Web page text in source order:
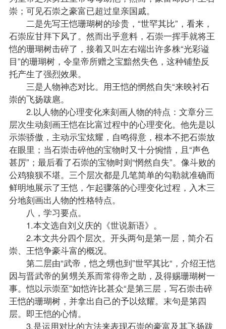
崇；可见石崇之豪富已超过皇亲国戚。
二是先写王恺珊瑚树的珍贵，“世罕其比”，看来，
石崇应甘拜下风了。然而出乎意料，石崇一挥手就将王
恺的珊瑚树击碎了，接着又叫左右端出许多株“光彩谥
目”的珊瑚树，令皇帝所赠之宝黯然失色，这种铺垫反
托产生了强烈效果。
三是人物神态对比。用王恺的惘然自失“来映衬石
崇的飞扬跋扈。
2.以人物的心理变化来刻画人物的特点：文章分三
层次生动刻画王恺在比富过程中的心理变化。他先是以
示崇骄傲，主动示宝炫耀，自鸣得意，根本不把石崇放
在眼里；当石崇击碎他的宝物时又十分惋惜，且“声色
甚厉”；最后看了石崇的宝物时则“惘然自失”。像斗败的
公鸡狼狈不堪。三个层次都是几笔简单的勾勒就准确而
鲜明地展示了王恺，乍起骤落的心理变化过程，入木三
分地刻画出人物的性格特点。
八，学习要点。
1.本文选自刘义庆的《世说新语》。
2.本文共分四个层次。开头两句是第一层，简介石
崇、王恺争豪斗富的概况。
第二层由“武帝，恺之甥也到”世罕其比“，介绍王恺
因与晋武帝的舅甥关系而常得帝之助，及得赐珊瑚树一
事。恺以示崇至”如恺许比甚众“是第三层，写石崇击碎
王恺的珊瑚树，并拿出自己的予以炫耀。末句是第四
层。即王恺的心情。
3.是运用对比的方法来表现石崇的豪富及其飞扬跋